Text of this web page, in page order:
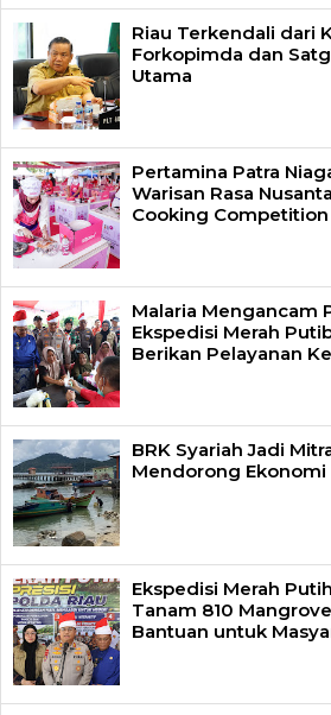
Riau Terkendali dari
Forkopimda dan
Utama
Pertamina Patra
Warisan Rasa
Cooking
Malaria Mengancam
Ekspedisi Merah
Berikan Pelayanan
BRK Syariah Jadi
Mendorong
Ekspedisi Merah
Tanam 810
Bantuan untuk